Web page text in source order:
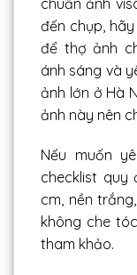
đến chụp,
để thợ ảnh
ánh sáng và
ảnh lớn ở Hà
ảnh này nên
Nếu muốn
checklist quy
cm, nền
không che
tham khảo.